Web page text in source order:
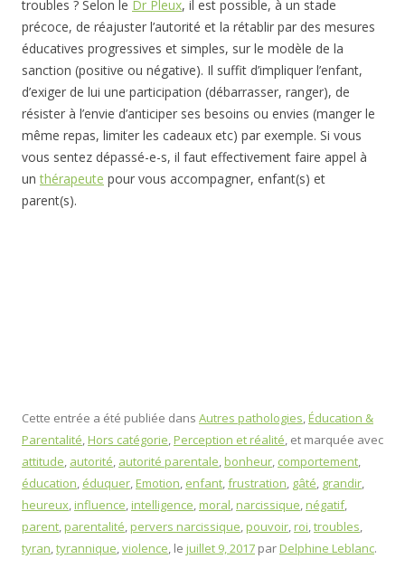
troubles ? Selon le Dr Pleux, il est possible, à un stade
précoce, de réajuster l’autorité et la rétablir par des mesures
éducatives progressives et simples, sur le modèle de la
sanction (positive ou négative). Il suffit d’impliquer l’enfant,
d’exiger de lui une participation (débarrasser, ranger), de
résister à l’envie d’anticiper ses besoins ou envies (manger le
même repas, limiter les cadeaux etc) par exemple. Si vous
vous sentez dépassé-e-s, il faut effectivement faire appel à
unthérapeute pour vous accompagner, enfant(s) et
parent(s).
Cette entrée a été publiée dans Autres pathologies,Éducation &
Parentalité,Hors catégorie,Perception et réalité, et marquée avec
attitude, autorité, autorité parentale,bonheur, comportement,
éducation, éduquer,Emotion, enfant,frustration, gâté, grandir,
heureux,influence,intelligence,moral,narcissique,négatif,
parent,parentalité,pervers narcissique,pouvoir,roi,troubles,
tyran,tyrannique,violence, le juillet 9, 2017 parDelphine Leblanc.